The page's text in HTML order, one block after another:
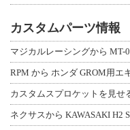
カスタムパーツ情報
ネクサスから KAWASAKI H2